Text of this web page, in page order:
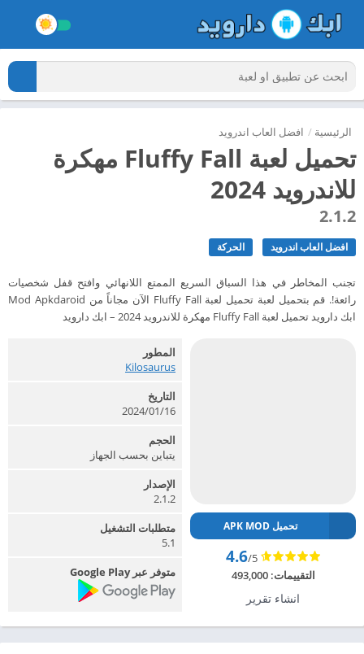
الرئيسية / افضل العاب اندرويد
تحميل لعبة Fluffy Fall مهكرة
للاندرويد 2024
2.1.2
افضل العاب اندرويد الحركة
تجنب المخاطر في هذا السباق السريع الممتع اللانهائي وافتح قفل شخصيات
رائعة!. قم بتحميل لعبة تحميل لعبة Fluffy Fall الآن مجاناً من Mod Apkdaroid
ابك دارويد تحميل لعبة Fluffy Fall مهكرة للاندرويد 2024 – ابك دارويد
تحميل APK MOD
4.6/5
التقييمات:493,000
انشاء تقرير
المطور
Kilosaurus‏
التاريخ
2024/01/16
الحجم
يتباين بحسب الجهاز
الإصدار
2.1.2
متطلبات التشغيل
5.1
متوفر عبر Google Play